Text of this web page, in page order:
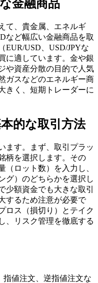
金融商品
て、貴金属、エネルギ
など幅広い金融商品を取
EUR/USD、USD/JPYな
に適しています。金や銀
や資産分散の目的で人気
ガスなどのエネルギー商
きく、短期トレーダーに
的な取引方法
ます。まず、取引プラッ
柄を選択します。その
（ロット数）を入力し、
グ）のどちらかを選択し
少額資金でも大きな取引
するため注意が必要で
ロス（損切り）とテイク
、リスク管理を徹底する
指値注文、逆指値注文な